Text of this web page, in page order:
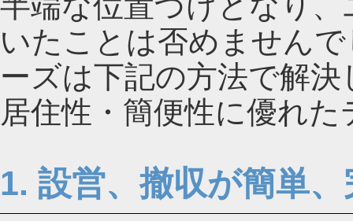
いたことは否めません
ーズは下記の方法で解
居住性・簡便性に優れ
1. 設営、撤収が簡単